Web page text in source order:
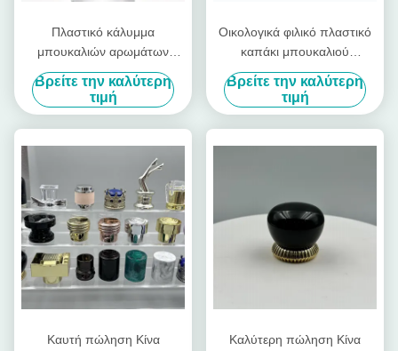
Πλαστικό κάλυμμα
μπουκαλιών αρωμάτων
κατασκευασμένο από υλικά
που παρέχουν κλείσιμο και
βελτιώνουν τη συνολική
εμφάνιση της συσκευασίας
αρωμάτων
Βρείτε την καλύτερη
τιμή
Οικολογικά φιλικό πλαστικό
καπάκι μπουκαλιού
αρώματος κατασκευασμένο
από ανακυκλώσιμα υλικά
ιδανικό για βιώσιμες λύσεις
συσκευασίας καλλυντικών
Βρείτε την καλύτερη
τιμή
Καυτή πώληση Κίνα
Καλύτερη πώληση Κίνα